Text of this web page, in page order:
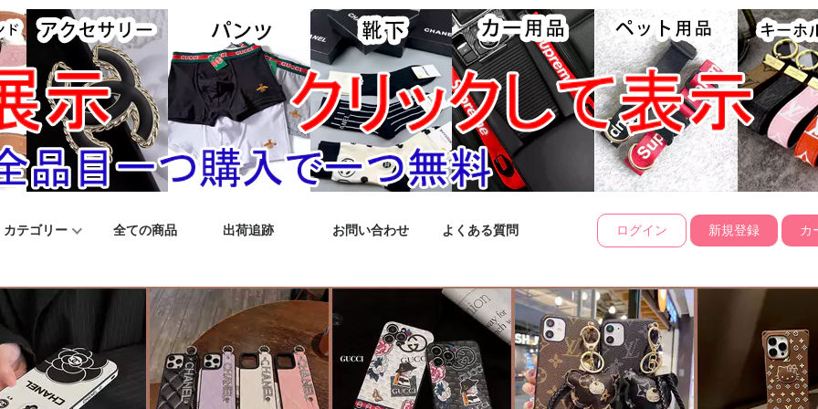
カテゴリー 全ての商品 出荷追跡 お問い合わせ よくある質問 ログイン 新規登録 カ